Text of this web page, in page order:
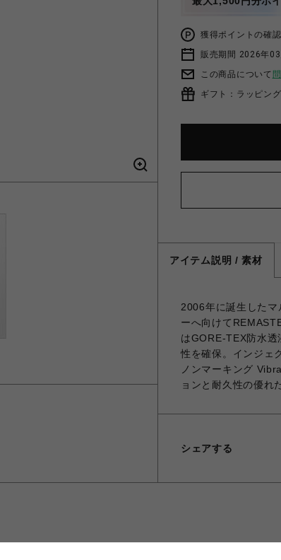
獲得ポイントの確
販売期間 2026年
この商品について
ギフト：ラッピン
アイテム説明 / 素材
2006年に誕生したマ
ーへ向けて
はGORE-TEX防水透
性を確保。インジェ
ノンマーキング
ョンと耐久性の優れ
シェアする